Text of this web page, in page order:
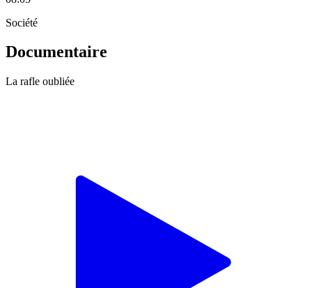
Société
Documentaire
La rafle oubliée